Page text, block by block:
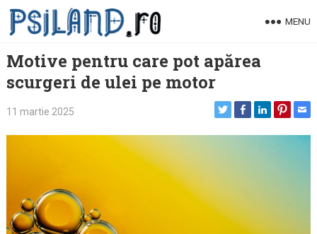
Skip
MENU
Motive pentru care pot apărea
scurgeri de ulei pe motor
11 martie 2025